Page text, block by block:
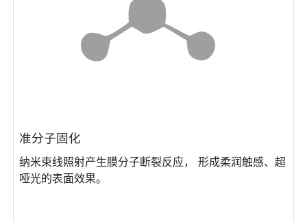
准分⼦固化
纳⽶束线照射产⽣膜分⼦断裂反应， 形成柔润触感、超
哑光的表⾯效果。